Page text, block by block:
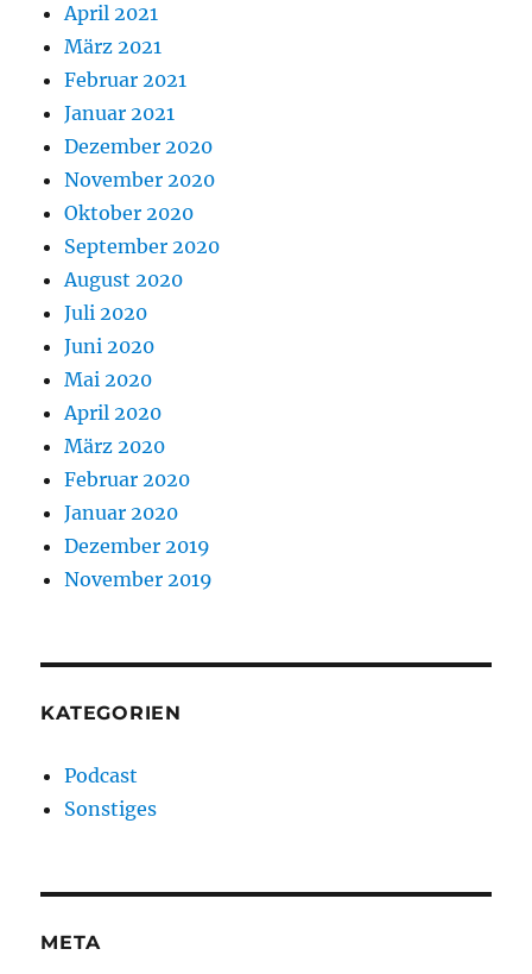
April 2021
März 2021
Februar 2021
Januar 2021
Dezember 2020
November 2020
Oktober 2020
September 2020
August 2020
Juli 2020
Juni 2020
Mai 2020
April 2020
März 2020
Februar 2020
Januar 2020
Dezember 2019
November 2019
KATEGORIEN
Podcast
Sonstiges
META